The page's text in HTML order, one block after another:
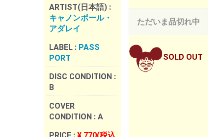
ARTIST(日本語) :
キャノンボール・
アダレイ
LABEL : PASS
PORT
DISC CONDITION :
B
COVER
CONDITION : A
ただいま品切れ中
SOLD OUT